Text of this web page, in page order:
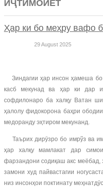
ИҶТИМОИЁТ
Ҳар ки бо меҳру вафо
29 August 2025
Зиндагии ҳар инсон ҳамеша бо
касб мекунад ва ҳар ки дар
софдилонаро ба халқу Ватан
ҳалолу фидокорона баҳри
медоранду эҳтиром мекунанд.
Таърих дирӯзро бо имрўз ва
ҳар халқу мамлакат дар
фарзандони содиқаш акс
замони худ пайвастагии
низ инсонҳои поктинату